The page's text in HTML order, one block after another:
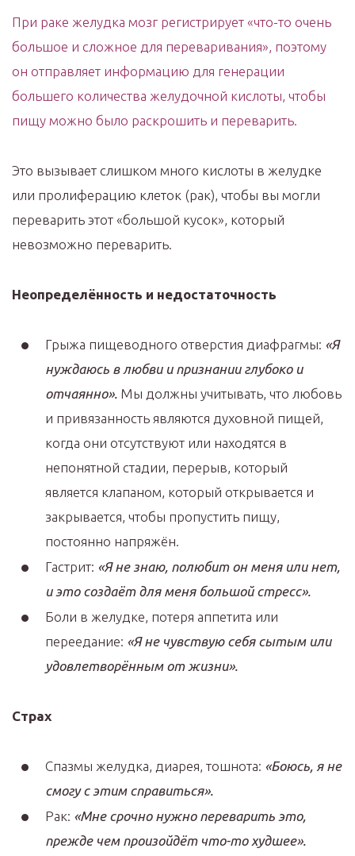
При раке желудка мозг регистрирует «что-то очень
большое и сложное для переваривания», поэтому
он отправляет информацию для генерации
большего количества желудочной кислоты, чтобы
пищу можно было раскрошить и переварить.
Это вызывает слишком много кислоты в желудке
или пролиферацию клеток (рак), чтобы вы могли
переварить этот «большой кусок», который
невозможно переварить.
Неопределённость и недостаточность
Грыжа пищеводного отверстия диафрагмы: «Я
нуждаюсь в любви и признании глубоко и
отчаянно». Мы должны учитывать, что любовь
и привязанность являются духовной пищей,
когда они отсутствуют или находятся в
непонятной стадии, перерыв, который
является клапаном, который открывается и
закрывается, чтобы пропустить пищу,
постоянно напряжён.
Гастрит: «Я не знаю, полюбит он меня или нет,
и это создаёт для меня большой стресс».
Боли в желудке, потеря аппетита или
переедание: «Я не чувствую себя сытым или
удовлетворённым от жизни».
Страх
Спазмы желудка, диарея, тошнота: «Боюсь, я не
смогу с этим справиться».
Рак: «Мне срочно нужно переварить это,
прежде чем произойдёт что-то худшее».